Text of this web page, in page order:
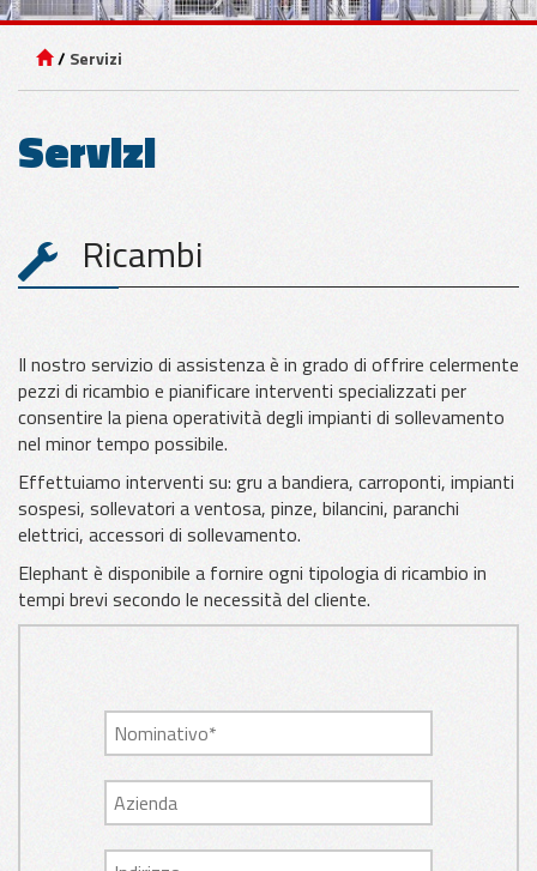
PER VETRO
Servizi
Servizi
Ricambi
Il nostro servizio di assistenza è in grado di offrire celermente
pezzi di ricambio e pianificare interventi specializzati per
consentire la piena operatività degli impianti di sollevamento
nel minor tempo possibile.
Effettuiamo interventi su: gru a bandiera, carroponti, impianti
sospesi, sollevatori a ventosa, pinze, bilancini, paranchi
elettrici, accessori di sollevamento.
Elephant è disponibile a fornire ogni tipologia di ricambio in
tempi brevi secondo le necessità del cliente.